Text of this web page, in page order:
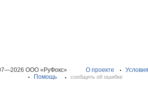
ООО «РуФокс» О проекте
Помощь
сообщить об ошибке